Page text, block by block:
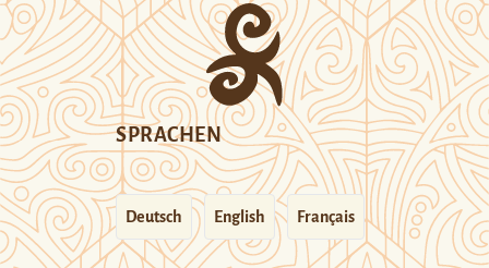
SPRACHEN
Deutsch English Français